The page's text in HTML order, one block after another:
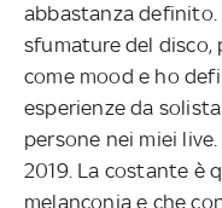
abbastanza definito.
sfumature del disco,
come mood e ho
esperienze da
persone nei miei
2019. La costante è
melanconia e che